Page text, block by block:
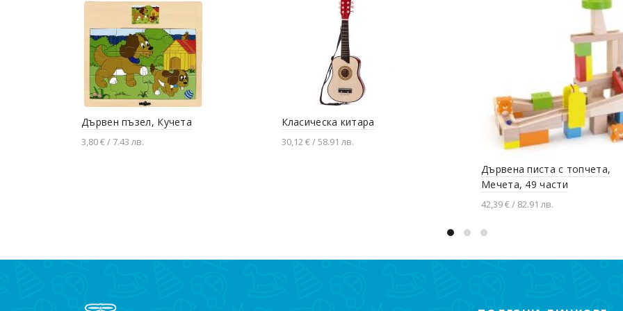
Дървен пъзел, Кучета
3,80 € / 7.43 лв.
Класическа китара
30,12 € / 58.91 лв.
Дървена писта с топчета,
Мечета, 49 части
42,39 € / 82.91 лв.